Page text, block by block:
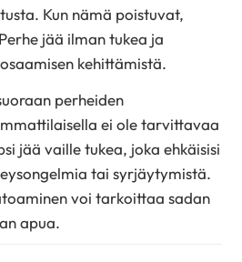
Kun nämä poistuvat,
jää ilman tukea ja
kehittämistä.
perheiden
ei ole tarvittavaa
jää vaille tukea, joka ehkäisisi
tai syrjäytymistä.
voi tarkoittaa sadan
apua.